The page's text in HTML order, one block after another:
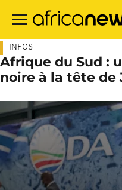
contenu
INFOS
Afrique du Sud :
noire à la tête de